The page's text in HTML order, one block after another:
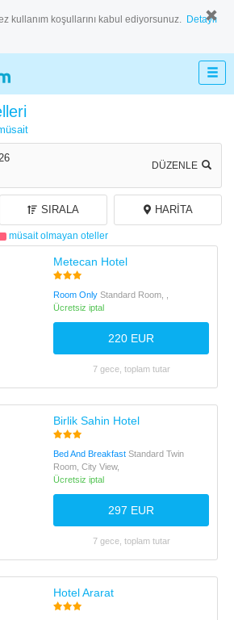
kullanım koşullarını kabul ediyorsunuz. Detaylı
DÜZENLE
müsait olmayan oteller
SIRALA HARITA
Metecan Hotel
Room Only Standard Room, ,
Ücretsiz iptal
220 EUR
7 gece, toplam tutar
Birlik Sahin Hotel
Bed And Breakfast Standard Twin
Room, City View,
Ücretsiz iptal
297 EUR
7 gece, toplam tutar
Hotel Ararat